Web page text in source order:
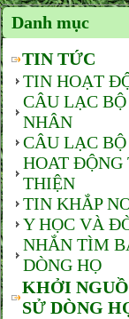
Danh mục
TIN TỨC
TIN HOẠT
CÂU LẠC
NHÂN
CÂU LẠC
HOAT ĐỘNG
THIỆN
TIN KHẮP
Y HỌC VÀ
NHẮN TÌM
DÒNG HỌ
KHỞI
SỬ DÒNG